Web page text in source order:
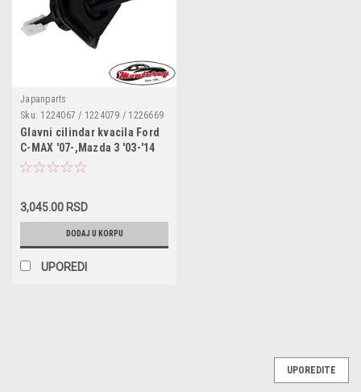
Japanparts
Sku: 1224067 / 1224079 / 1226669
/ 1228706 / 1232971 / 1308121 /
1316107 / 1319714 / 1321006 /
1321007 / 1329795 / 1329796 /
1330266 / 1332479 / 1339794 /
FR333 / 50934994 / PZ136 /
Glavni cilindar kvacila Ford
C-MAX '07-,Mazda 3 '03-'14
3,045.00 RSD
DODAJ U KORPU
UPOREDI
UPOREDITE